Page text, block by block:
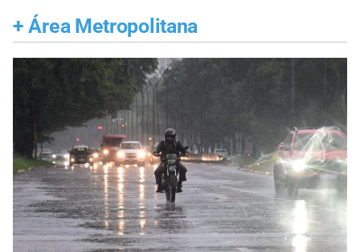
+ Área Metropolitana